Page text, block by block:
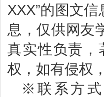
XXX”的图文
息，仅供网友
真实性负责，
权，如有侵权
※联系方式